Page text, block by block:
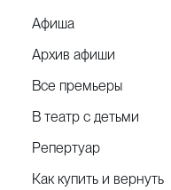
Афиша
Архив афиши
Все премьеры
В театр с детьми
Репертуар
Как купить и вернуть